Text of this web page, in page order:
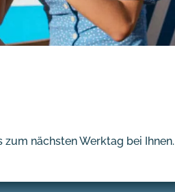
nächsten Werktag bei Ihnen.